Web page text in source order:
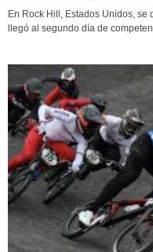
En Rock Hill, Estados Unidos,
llegó al segundo día de